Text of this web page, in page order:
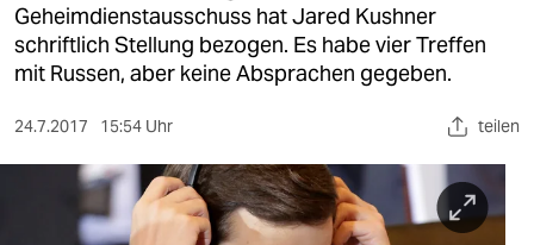
gesellschaft
kultur
sport
Geheimdienstausschuss hat Jared Kushner
schriftlich Stellung bezogen. Es habe vier Treffen
mit Russen, aber keine Absprachen gegeben.
24.7.2017 15:54 Uhr teilen